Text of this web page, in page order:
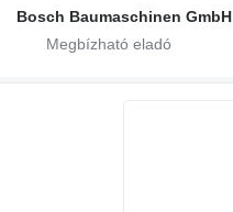
Bosch Baumaschinen GmbH